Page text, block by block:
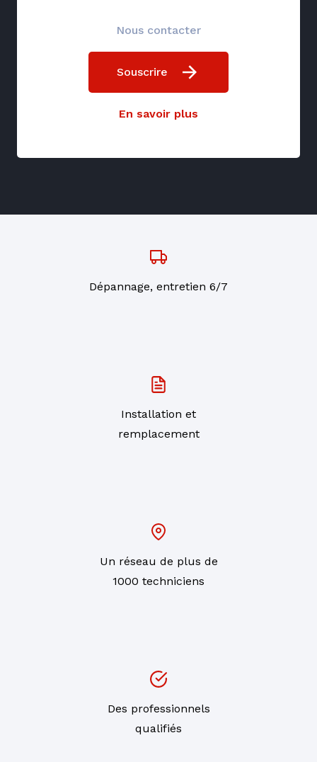
Nous contacter
Souscrire
En savoir plus
Dépannage, entretien 6/7
Installation et
remplacement
Un réseau de plus de
1000 techniciens
Des professionnels
qualifiés